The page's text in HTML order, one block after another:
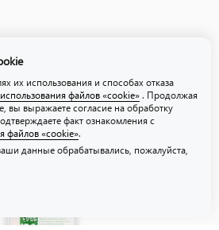
файлов «cookie»
их использования и способах отказа
файлов «cookie» . Продолжая
вы выражаете согласие на обработку
факт ознакомления с
файлов «cookie».
данные обрабатывались, пожалуйста,